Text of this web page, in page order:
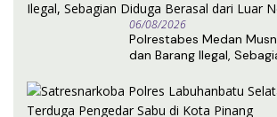
06/08/2026
Polrestabes Medan
dan Barang Ilegal,